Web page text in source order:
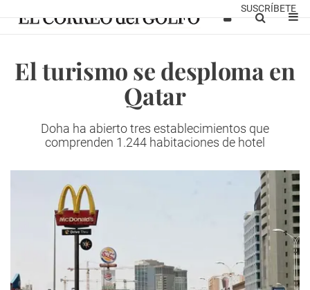
SUSCRÍBETE
El turismo se desploma en
Qatar
Doha ha abierto tres establecimientos que
comprenden 1.244 habitaciones de hotel